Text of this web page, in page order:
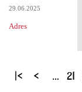
29.06.2025
Adres
S
… 21